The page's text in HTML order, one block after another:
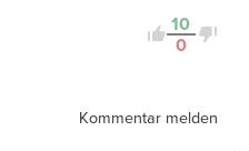
10
0
Kommentar melden